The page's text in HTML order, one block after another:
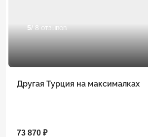
5/ 8 отзывов
Другая Турция на максималках
73 870 ₽